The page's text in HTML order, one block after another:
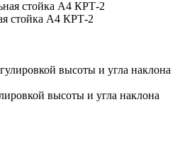
стойка А4 КРТ-2
высоты и угла наклона